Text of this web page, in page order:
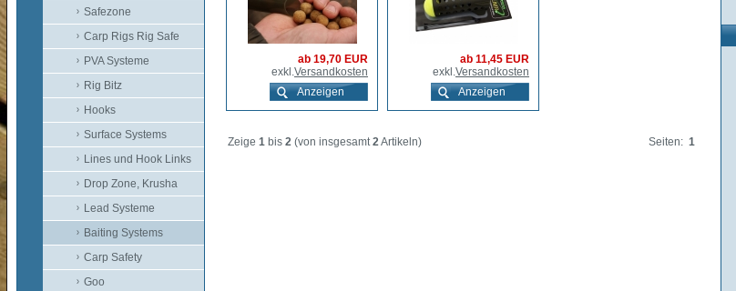
Safezone
Carp Rigs Rig Safe
PVA Systeme
Rig Bitz
Hooks
Surface Systems
Lines und Hook Links
Drop Zone, Krusha
Lead Systeme
Baiting Systems
Carp Safety
Goo
ab 19,70 EUR
exkl.Versandkosten
Anzeigen
ab 11,45 EUR
exkl.Versandkosten
Anzeigen
Zeige 1 bis 2 (von insgesamt2Artikeln) Seiten: 1